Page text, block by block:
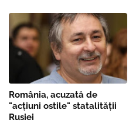
România, acuzată de
"acțiuni ostile" statalității
Rusiei